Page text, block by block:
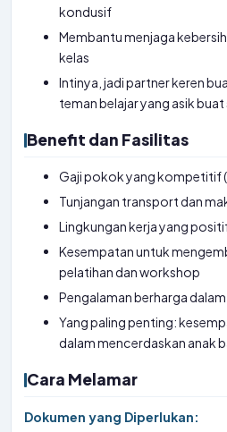
kondusif
Membantu menjaga
kelas
Intinya, jadi partner keren
teman belajar yang asik buat
Benefit dan Fasilitas
Gaji pokok yang kompetitif
Tunjangan transport dan
Lingkungan kerja yang
Kesempatan untuk
pelatihan dan workshop
Pengalaman berharga
Yang paling penting:
dalam mencerdaskan anak
Cara Melamar
Dokumen yang Diperlukan: